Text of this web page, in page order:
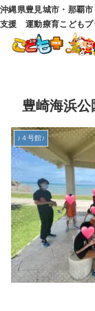
沖縄県豊見城市・那覇
支援 運動療育こどもプ
豊崎海浜公
♪４号館♪